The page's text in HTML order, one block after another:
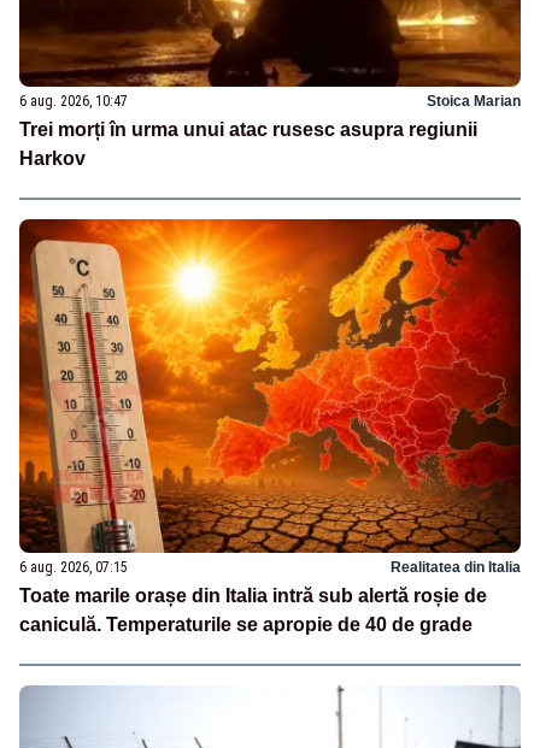
6 aug. 2026, 10:47 Stoica Marian
Trei morți în urma unui atac rusesc asupra regiunii
Harkov
6 aug. 2026, 07:15 Realitatea din Italia
Toate marile orașe din Italia intră sub alertă roșie de
caniculă. Temperaturile se apropie de 40 de grade